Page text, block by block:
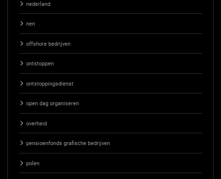
nederland
nen
offshore bedrijven
ontstoppen
ontstoppingsdienst
open dag organiseren
overheid
pensioenfonds grafische bedrijven
polen